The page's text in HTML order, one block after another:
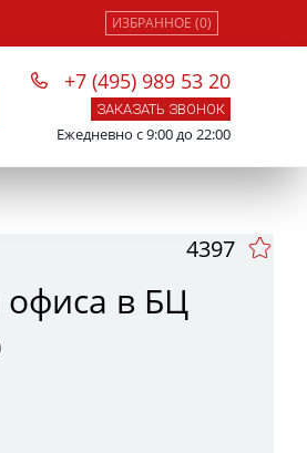
ИЗБРАННОЕ (0)
+7 (495) 989 53 20
ЗАКАЗАТЬ ЗВОНОК
Ежедневно с 9:00 до 22:00
в БЦ
4397